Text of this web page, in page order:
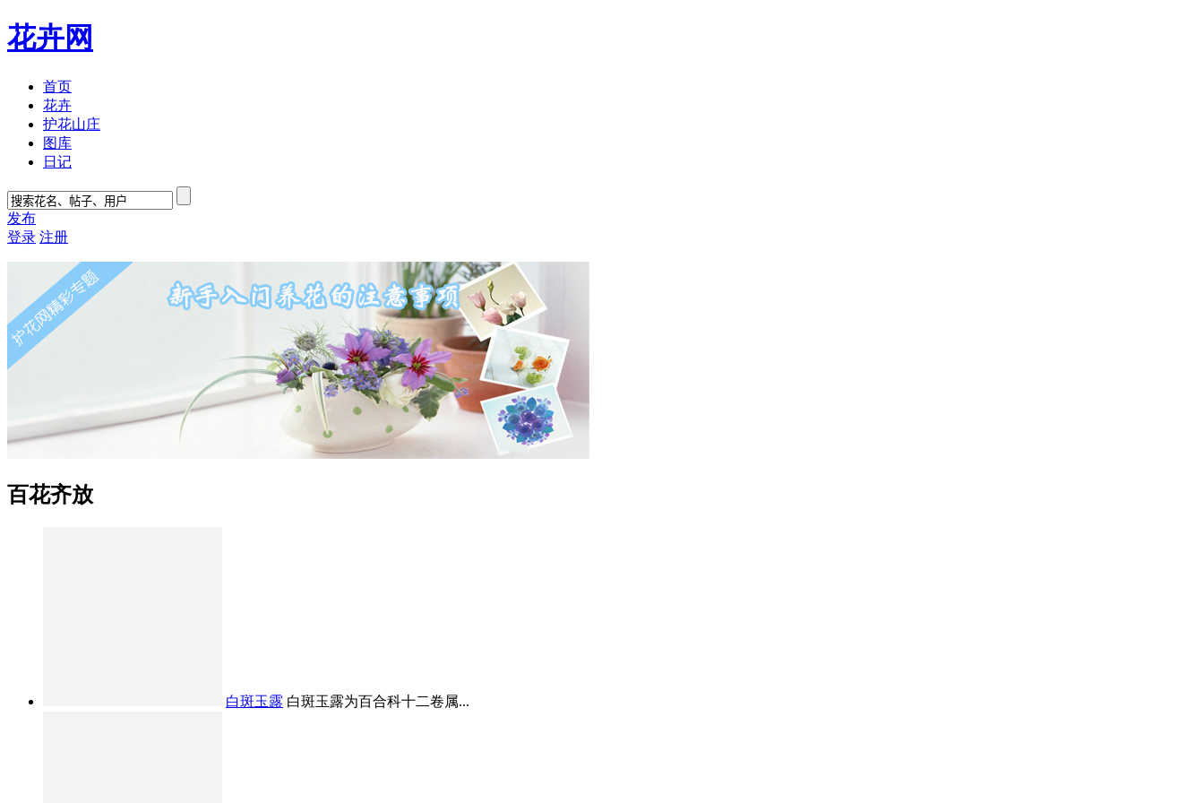
花卉网
首页
花卉
护花山庄
图库
日记
发布
登录 注册
百花齐放
白斑玉露 白斑玉露为百合科十二卷属...